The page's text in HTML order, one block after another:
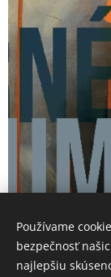
Používame
bezpečnosť
najlepšiu